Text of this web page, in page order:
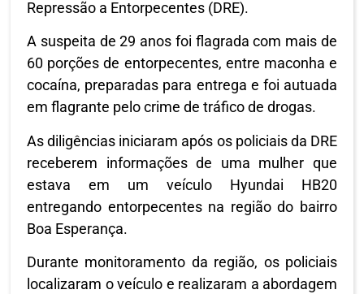
Repressão a Entorpecentes (DRE).
A suspeita de 29 anos foi flagrada com mais de
60 porções de entorpecentes, entre maconha e
cocaína, preparadas para entrega e foi autuada
em flagrante pelo crime de tráfico de drogas.
As diligências iniciaram após os policiais da DRE
receberem informações de uma mulher que
estava em um veículo Hyundai HB20
entregando entorpecentes na região do bairro
Boa Esperança.
Durante monitoramento da região, os policiais
localizaram o veículo e realizaram a abordagem